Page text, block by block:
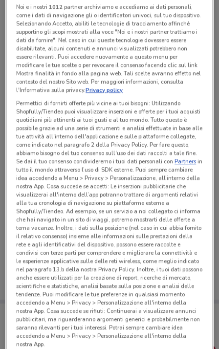
Chiama il negozio
Aperto
Lunedì 09:00 / 20:00
Martedì 09:00 / 20:00
Mercoledì 09:00 / 20:00
Giovedì 09:00 / 20:00
Venerdì 09:00 / 20:00
Sabato 09:00 / 20:00
Domenica 09:00 / 20:00
011/0252807
Tutte le promozioni di questo negozio
Ci dispiace, al momento non abbiamo pubblicato
volantini nella tua zona. Riprova più tardi.
Porta DoveConviene sempre con te!
Puoi trovare le migliori offerte dei negozi vicino a te,
salvarle e creare la tua lista del risparmio, comodamente
dal tuo cellulare.
Noi e i nostri 1012partner archiviamo e accediamo ai dati personali,
come i dati di navigazione gli o identificatori univoci, sul tuo dispositivo.
Selezionando Accetto, abiliti le tecnologie di tracciamento affinché
supportino gli scopi mostrati alla voce "Noi e i nostri partner trattiamo i
dati da fornire". Nel caso in cui queste tecnologie dovessero essere
disabilitate, alcuni contenuti e annunci visualizzati potrebbero non
essere rilevanti. Puoi accedere nuovamente a questo menu per
modificare le tue scelte o per revocare il consenso facendo clic sul link
Mostra finalità in fondo alla pagina web. Tali scelte avranno effetto nel
contesto del nostro Sito web. Per maggiori informazioni, consulta
l'Informativa sulla privacy.Privacy policy
Permettici di fornirti offerte più vicine ai tuoi bisogni: Utilizzando
Shopfully/Tiendeo puoi visualizzare inserzioni e offerte per i tuoi acquisti
quotidiani più attinenti ai tuoi gusti e al tuo mondo. Tutto questo è
possibile grazie ad una serie di strumenti e analisi effettuate in base alle
tue attività all'interno dell'applicazione e sulle piattaforme collegate,
come indicato nel paragrafo 2 della Privacy Policy. Per fare questo,
abbiamo bisogno del tuo consenso sull'uso dei dati raccolti a tale fine.
Se dai il tuo consenso condivideremo i tuoi dati personali conPartnersin
tutto il mondo attraverso l’uso di SDK esterne. Puoi sempre cambiare
idea accedendo a Menu > Privacy > Personalizzazione, all’interno della
nostra App. Cosa succede se accetti: Le inserzioni pubblicitarie che
visualizzerai all'interno dell’app potranno trattare di argomenti relativi
alla tua cronologia di navigazione su piattaforme esterne a
Shopfully/Tiendeo. Ad esempio, se un servizio a noi collegato ci informa
che hai navigato in un sito di viaggi, potremo mostrarti delle offerte a
tema vacanze. Inoltre, i dati sulla posizione (nel caso in cui abbia fornito
il relativo consenso) insieme alle informazioni sulle prestazioni della
rete e agli identificativi del dispositivo, possono essere raccolte e
condivisi con terze parti per comprendere e migliorare la connettività e
le esperienze applicative sulle delle reti wireless, come meglio indicato
nel paragrafo 13.b della nostra Privacy Policy. Inoltre, i tuoi dati possono
anche essere utilizzati per la creazione di report, ricerche di mercato,
scientifiche e statistiche, analisi basate sulla posizione e analisi delle
tendenze. Puoi modificare le tue preferenze in qualsiasi momento
accedendo a Menu > Privacy > Personalizzazione all'interno della
nostra App. Cosa succede se rifiuti: Continuerai a visualizzare annunci
pubblicitari, ma riguarderanno argomenti generici e probabilmente non
saranno rilevanti per i tuoi interessi. Potrai sempre cambiare idea
accedendo a Menu > Privacy > Personalizzazione all'interno della
nostra App.